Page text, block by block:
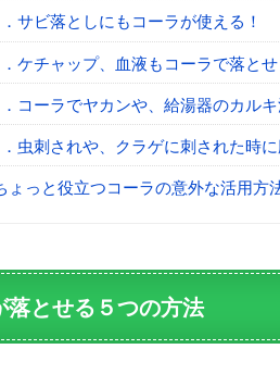
サビ落としにもコーラが使える！
ケチャップ、血液もコーラで落とせ
コーラでヤカンや、給湯器のカル
虫刺されや、クラゲに刺された時
ょっと役立つコーラの意外な活用方
落とせる５つの方法